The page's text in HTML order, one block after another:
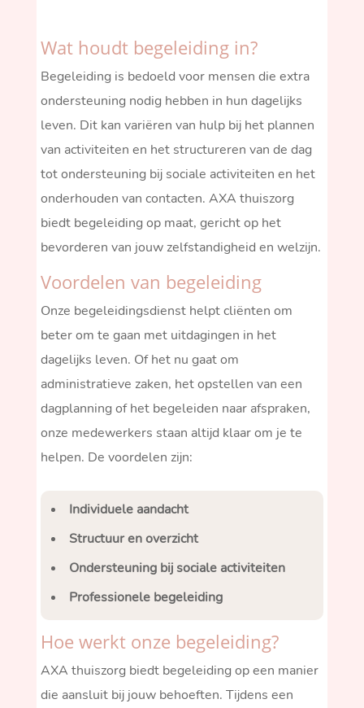
Wat houdt begeleiding in?
Begeleiding is bedoeld voor mensen die extra
ondersteuning nodig hebben in hun dagelijks
leven. Dit kan variëren van hulp bij het plannen
van activiteiten en het structureren van de dag
tot ondersteuning bij sociale activiteiten en het
onderhouden van contacten. AXA thuiszorg
biedt begeleiding op maat, gericht op het
bevorderen van jouw zelfstandigheid en welzijn.
Voordelen van begeleiding
Onze begeleidingsdienst helpt cliënten om
beter om te gaan met uitdagingen in het
dagelijks leven. Of het nu gaat om
administratieve zaken, het opstellen van een
dagplanning of het begeleiden naar afspraken,
onze medewerkers staan altijd klaar om je te
helpen. De voordelen zijn:
Individuele aandacht
Structuur en overzicht
Ondersteuning bij sociale activiteiten
Professionele begeleiding
Hoe werkt onze begeleiding?
AXA thuiszorg biedt begeleiding op een manier
die aansluit bij jouw behoeften. Tijdens een